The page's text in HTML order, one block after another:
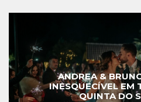
ANDREA &
INESQUECÍVEL EM
QUINTA DO